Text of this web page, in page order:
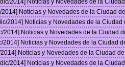
2014] Noticias y Novedades de la
2014] Noticias y Novedades de la Ciudad
2014] Noticias y Novedades de la
2014] Noticias y Novedades de la Ciudad
2014] Noticias y Novedades de la Ciudad
2014] Noticias y Novedades de la Ciudad
2014] Noticias y Novedades de la